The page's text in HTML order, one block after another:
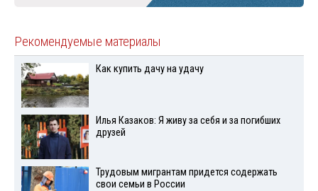
Рекомендуемые материалы
Как купить дачу на удачу
Илья Казаков: Я живу за себя и за погибших
друзей
Трудовым мигрантам придется содержать
свои семьи в России